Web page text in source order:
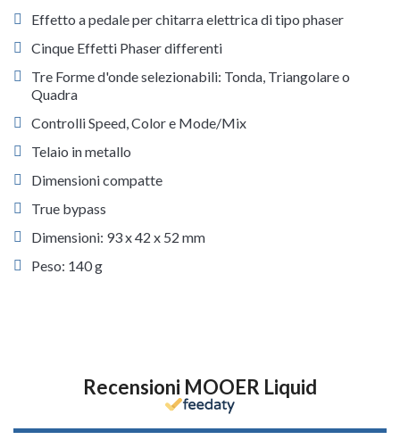
Effetto a pedale per chitarra elettrica di tipo phaser
Cinque Effetti Phaser differenti
Tre Forme d'onde selezionabili: Tonda, Triangolare o
Quadra
Controlli Speed, Color e Mode/Mix
Telaio in metallo
Dimensioni compatte
True bypass
Dimensioni: 93 x 42 x 52 mm
Peso: 140 g
Recensioni MOOER Liquid